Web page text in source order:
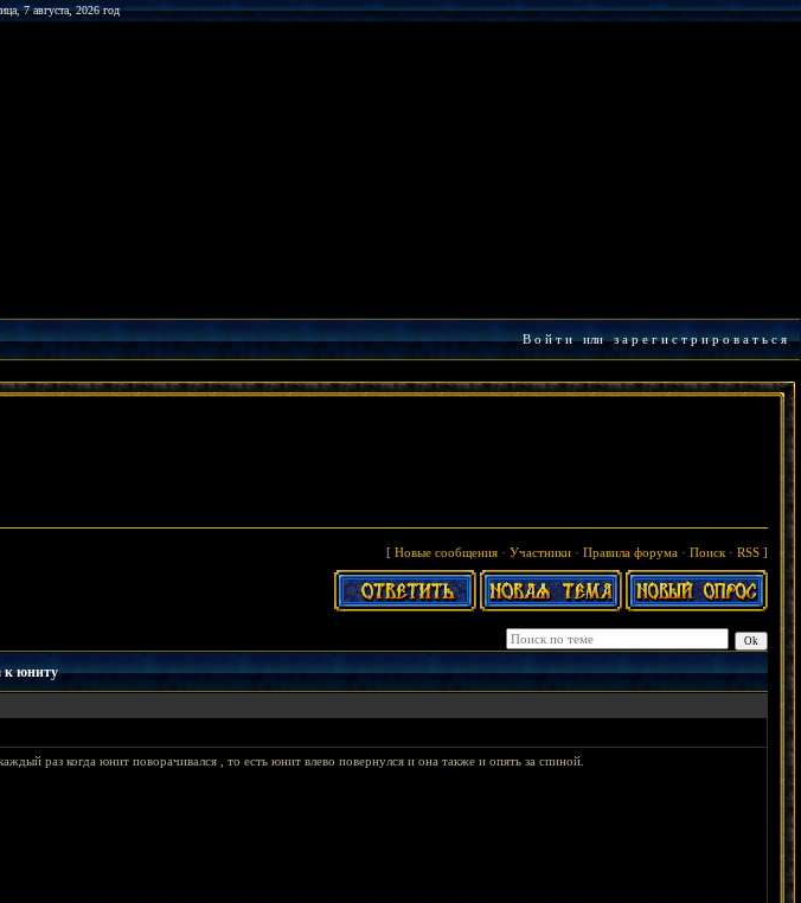
7 августа, 2026 год
В о й т иилиз а р е г и с т р и р о в а т ь с я
[ Новые сообщения · Участники · Правила форума · Поиск · RSS ]
к юниту
раз когда юнит поворачивался , то есть юнит влево повернулся и она также и опять за спиной.